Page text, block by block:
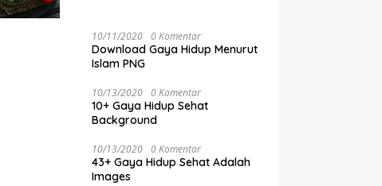
10/11/2020 0 Komentar
Download Gaya Hidup Menurut
Islam PNG
10/13/2020 0 Komentar
10+ Gaya Hidup Sehat
Background
10/13/2020 0 Komentar
43+ Gaya Hidup Sehat Adalah
Images